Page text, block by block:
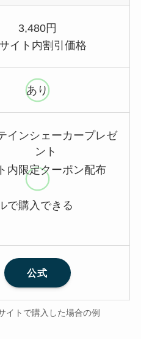
3,480円
イト内割引価格
あり
インシェーカープレゼ
ント
内限定クーポン配布
で購入できる
公式
イトで購入した場合の例